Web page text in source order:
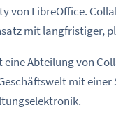
von LibreOffice.
mit langfristiger,
Abteilung von
mit